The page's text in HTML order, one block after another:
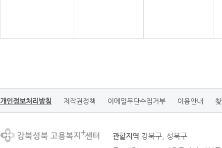
개인정보처리방침 저작권정책 이메일무단수집거부 이용안내
관할지역 강북구, 성북구